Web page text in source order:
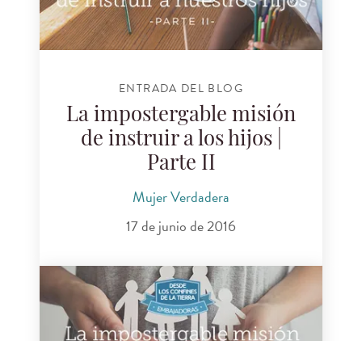
ENTRADA DEL BLOG
La impostergable misión
de instruir a los hijos |
Parte II
Mujer Verdadera
17 de junio de 2016